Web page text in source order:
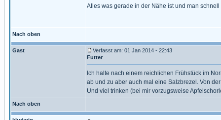
Alles was gerade in der Nähe ist und man
Nach oben
Gast
Verfasst am: 01 Jan 2014 - 22:43
Futter
Ich halte nach einem reichlichen Frühstück im
ab und zu aber auch mal eine Salzbrezel. Von
Und viel trinken (bei mir vorzugsweise
Nach oben